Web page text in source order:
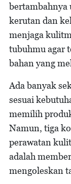
bertambahnya
kerutan dan
menjaga
tubuhmu agar
bahan yang
Ada banyak
sesuai
memilih
Namun, tiga
perawatan
adalah
mengoleskan